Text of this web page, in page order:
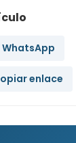
WhatsApp
enlace